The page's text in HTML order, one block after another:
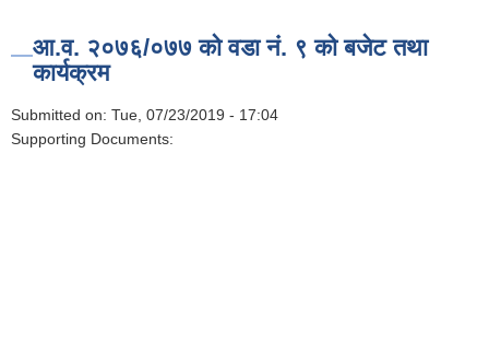
आ.व. २०७६/०७७ को वडा नं. ९ को बजेट तथा
कार्यक्रम
Submitted on: Tue, 07/23/2019 - 17:04
Supporting Documents: